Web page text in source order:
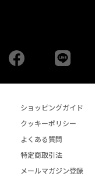
Facebook
ショッピングガイド
クッキーポリシー
よくある質問
特定商取引法
メールマガジン登録